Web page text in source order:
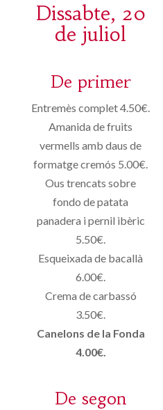
Dissabte, 20
de juliol
De primer
Entremès complet 4.50€.
Amanida de fruits
vermells amb daus de
formatge cremós 5.00€.
Ous trencats sobre
fondo de patata
panadera i pernil ibèric
5.50€.
Esqueixada de bacallà
6.00€.
Crema de carbassó
3.50€.
Canelons de la Fonda
4.00€.
De segon